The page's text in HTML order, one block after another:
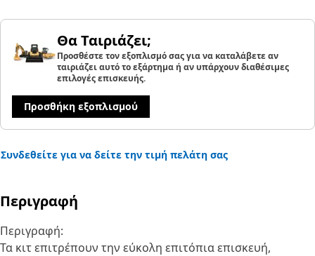
Θα Ταιριάζει;
Προσθέστε τον εξοπλισμό σας για να καταλάβετε αν
ταιριάζει αυτό το εξάρτημα ή αν υπάρχουν διαθέσιμες
επιλογές επισκευής.
Προσθήκη εξοπλισμού
Συνδεθείτε για να δείτε την τιμή πελάτη σας
Περιγραφή
Περιγραφή:
Τα κιτ επιτρέπουν την εύκολη επιτόπια επισκευή,